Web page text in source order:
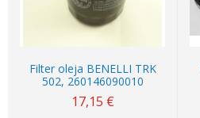
Filter oleja BENELLI TRK
502, 260146090010
17,15 €